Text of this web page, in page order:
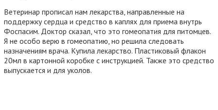
Ветеринар прописал нам лекарства, направленные на
поддержку сердца и средство в каплях для приема внутрь
Фоспасим. Доктор сказал, что это гомеопатия для питомцев.
Я не особо верю в гомеопатию, но решила следовать
назначениям врача. Купила лекарство. Пластиковый флакон
20мл в картонной коробке с инструкцией. Также это средство
выпускается и для уколов.